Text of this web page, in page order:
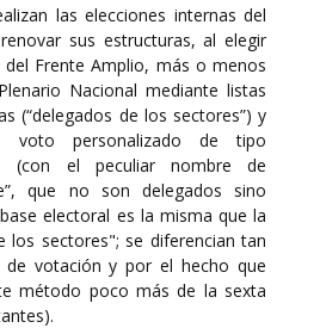
las elecciones internas del
sus estructuras, al elegir
Frente Amplio, más o menos
Nacional mediante listas
(“delegados de los sectores”) y
voto personalizado de tipo
(con el peculiar nombre de
que no son delegados sino
electoral es la misma que la
los sectores"; se diferencian tan
votación y por el hecho que
método poco más de la sexta